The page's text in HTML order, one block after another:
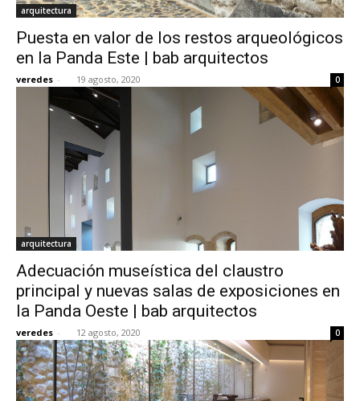
arquitectura
Puesta en valor de los restos arqueológicos
en la Panda Este | bab arquitectos
veredes - 19 agosto, 2020 0
arquitectura
Adecuación museística del claustro
principal y nuevas salas de exposiciones en
la Panda Oeste | bab arquitectos
veredes - 12 agosto, 2020 0